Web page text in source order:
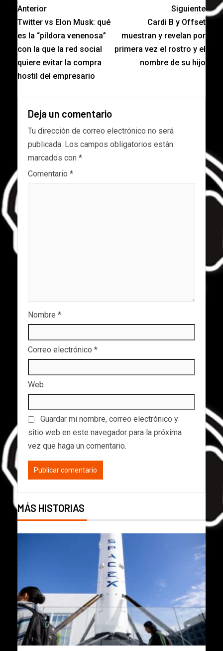
Anterior
Twitter vs Elon Musk: qué
es la “píldora venenosa”
con la que la red social
quiere evitar la compra
hostil del empresario
Siguiente
Cardi B y Offset
muestran y revelan por
primera vez el rostro y el
nombre de su hijo
Deja un comentario
Tu dirección de correo electrónico no será
publicada. Los campos obligatorios están
marcados con *
Comentario *
Nombre *
Correo electrónico *
Web
Guardar mi nombre, correo electrónico y
sitio web en este navegador para la próxima
vez que haga un comentario.
MÁS HISTORIAS